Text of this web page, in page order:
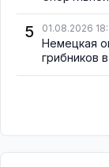
5 01.08.2026
Немецкая
грибников